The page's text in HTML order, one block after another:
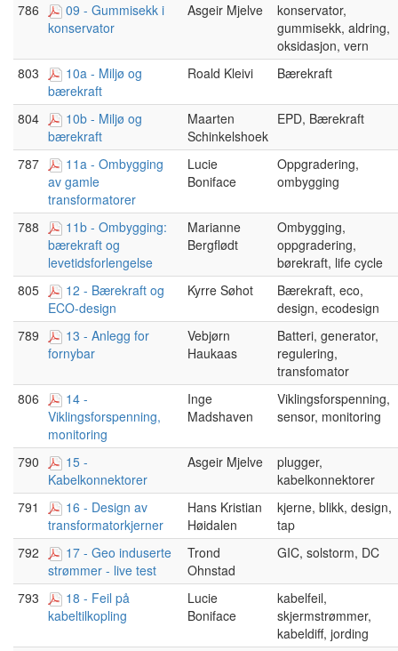
786
09 - Gummisekk i
konservator
Asgeir Mjelve
konservator,
gummisekk, aldring,
oksidasjon, vern
803
10a - Miljø og
bærekraft
Roald Kleivi Bærekraft
804
10b - Miljø og
bærekraft
Maarten
Schinkelshoek
EPD, Bærekraft
787
11a - Ombygging
av gamle
transformatorer
Lucie
Boniface
Oppgradering,
ombygging
788
11b - Ombygging:
bærekraft og
levetidsforlengelse
Marianne
Bergflødt
Ombygging,
oppgradering,
børekraft, life cycle
805
12 - Bærekraft og
ECO-design
Kyrre Søhot
Bærekraft, eco,
design, ecodesign
789
13 - Anlegg for
fornybar
Vebjørn
Haukaas
Batteri, generator,
regulering,
transfomator
806
14 -
Viklingsforspenning,
monitoring
Inge
Madshaven
Viklingsforspenning,
sensor, monitoring
790
15 -
Kabelkonnektorer
Asgeir Mjelve
plugger,
kabelkonnektorer
791
16 - Design av
transformatorkjerner
Hans Kristian
Høidalen
kjerne, blikk, design,
tap
792
17 - Geo induserte
strømmer - live test
Trond
Ohnstad
GIC, solstorm, DC
793
18 - Feil på
kabeltilkopling
Lucie
Boniface
kabelfeil,
skjermstrømmer,
kabeldiff, jording